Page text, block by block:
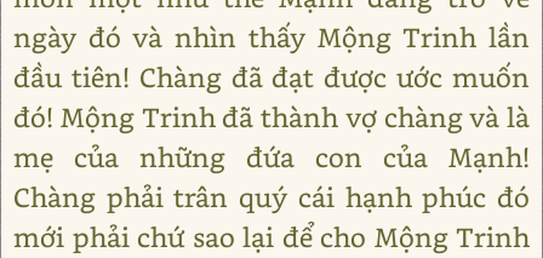
ngày đó và nhìn thấy Mộng Trinh lần
đầu tiên! Chàng đã đạt được ước muốn
đó! Mộng Trinh đã thành vợ chàng và là
mẹ của những đứa con của Mạnh!
Chàng phải trân quý cái hạnh phúc đó
mới phải chứ sao lại để cho Mộng Trinh